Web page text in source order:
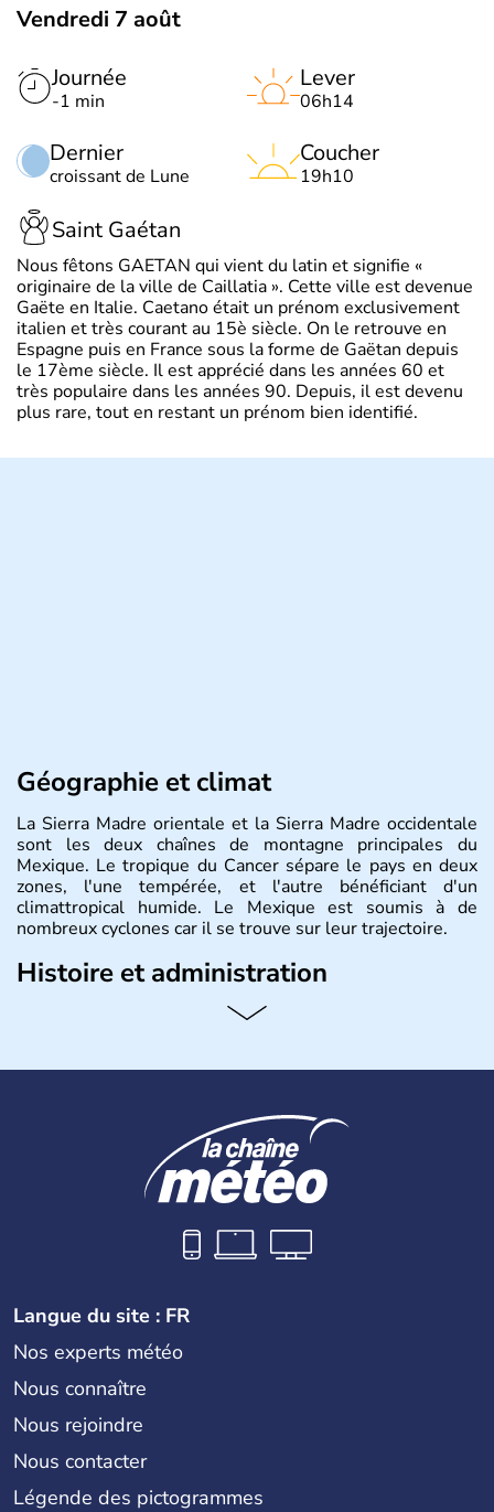
Vendredi 7 août
Journée
-1 min
Dernier
croissant de Lune
Lever
06h14
Coucher
19h10
Saint Gaétan
Nous fêtons GAETAN qui vient du latin et signifie «
originaire de la ville de Caillatia ». Cette ville est devenue
Gaëte en Italie. Caetano était un prénom exclusivement
italien et très courant au 15è siècle. On le retrouve en
Espagne puis en France sous la forme de Gaëtan depuis
le 17ème siècle. Il est apprécié dans les années 60 et
très populaire dans les années 90. Depuis, il est devenu
plus rare, tout en restant un prénom bien identifié.
Géographie et climat
La Sierra Madre orientale et la Sierra Madre occidentale
sont les deux chaînes de montagne principales du
Mexique. Le tropique du Cancer sépare le pays en deux
zones, l'une tempérée, et l'autre bénéficiant d'un
climattropical humide. Le Mexique est soumis à de
nombreux cyclones car il se trouve sur leur trajectoire.
Histoire et administration
Bordé au Sud par le Guatemala et le Belize, le Mexique
ressources naturelles propres au Mexique. Le secteur
Langue du site : FR
Nos experts météo
Nous connaître
Nous rejoindre
Nous contacter
Légende des pictogrammes